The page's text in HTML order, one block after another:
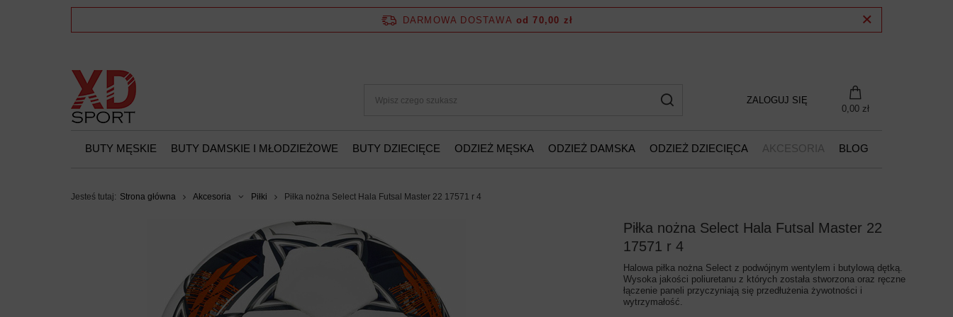
DARMOWA DOSTAWA od 70,00 zł
ZALOGUJ SIĘ
0,00 zł
BUTY MĘSKIE BUTY DAMSKIE I MŁODZIEŻOWE BUTY DZIECIĘCE ODZIEŻ MĘSKA ODZIEŻ DAMSKA ODZIEŻ DZIECIĘCA AKCESORIA BLOG
Jesteś tutaj: Strona główna Akcesoria Piłki Piłka nożna Select Hala Futsal Master 22 17571 r 4
Piłka nożna Select Hala Futsal Master 22
17571 r 4
Halowa piłka nożna Select z podwójnym wentylem i butylową dętką.
Wysoka jakości poliuretanu z których została stworzona oraz ręczne
łączenie paneli przyczyniają się przedłużenia żywotności i
wytrzymałość.